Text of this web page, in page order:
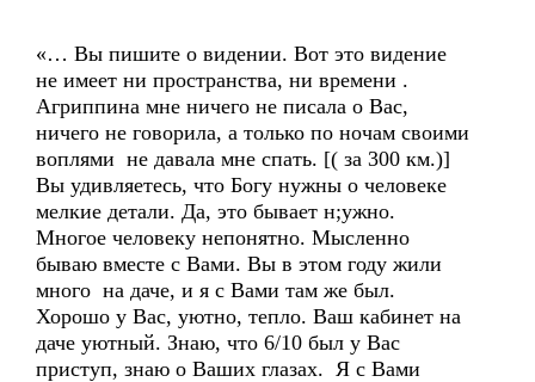
«… Вы пишите о видении. Вот это видение
не имеет ни пространства, ни времени .
Агриппина мне ничего не писала о Вас,
ничего не говорила, а только по ночам своими
воплями не давала мне спать. [( за 300 км.)]
Вы удивляетесь, что Богу нужны о человеке
мелкие детали. Да, это бывает н;ужно.
Многое человеку непонятно. Мысленно
бываю вместе с Вами. Вы в этом году жили
много на даче, и я с Вами там же был.
Хорошо у Вас, уютно, тепло. Ваш кабинет на
даче уютный. Знаю, что 6/10 был у Вас
приступ, знаю о Ваших глазах. Я с Вами